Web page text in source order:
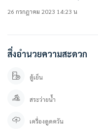
• ฟิตเนต
• wifi ส่วนกลาง
• สระว่ายน้ำไร้ขอบ
• สวนหย่อม
• Jogging track
• Game room
• ห้องประชุม
• ประตู Key Card ล็อคชั้น
26 กรกฎาคม 2023 14:23 น
สิ่งอำนวยความสะดวก
ตู้เย็น
สระว่ายน้ำ
เครื่องดูดควัน